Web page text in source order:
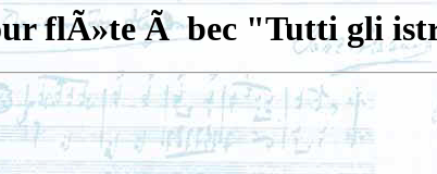
flÃ»te Ã bec "Tutti gli